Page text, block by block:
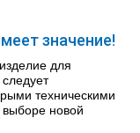
значение!
для
техническими
выборе новой